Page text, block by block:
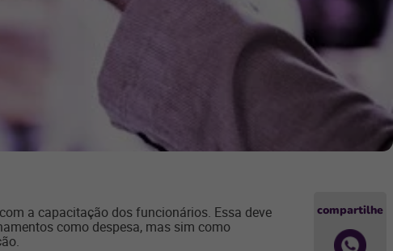
a capacitação dos funcionários. Essa deve
como despesa, mas sim como
compartilhe